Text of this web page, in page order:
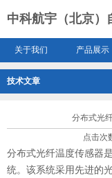
中科航宇（北京）
关于我们 产品展示
技术文章
分布式光
点击次
分布式光纤温度传感器
统。该系统采用先进的